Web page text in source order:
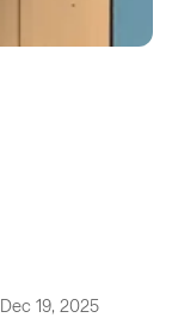
Dec 19, 2025